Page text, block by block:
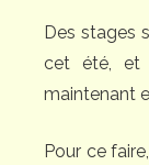
Des stages
cet été, et
maintenant
Pour ce